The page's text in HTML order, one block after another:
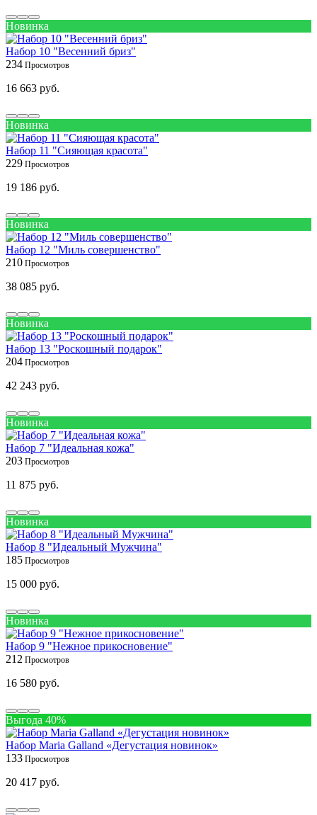
Новинка
Набор 10 "Весенний бриз"
234
16 663 руб.
Новинка
Набор 11 "Сияющая красота"
229
19 186 руб.
Новинка
Набор 12 "Миль совершенство"
210
38 085 руб.
Новинка
Набор 13 "Роскошный подарок"
204
42 243 руб.
Новинка
Набор 7 "Идеальная кожа"
203
11 875 руб.
Новинка
Набор 8 "Идеальный Мужчина"
185
15 000 руб.
Новинка
Набор 9 "Нежное прикосновение"
212
16 580 руб.
Выгода 40%
Набор Maria Galland «Дегустация новинок»
133
20 417 руб.